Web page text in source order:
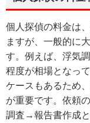
個人探偵の料金は
ますが、一般的に
す。例えば、浮気
程度が相場となっ
ケースもあるため
が重要です。依頼
調査→報告書作成と